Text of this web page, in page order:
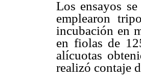
Los ensayos
emplearon
incubación en
en fiolas de
alícuotas
realizó contaje